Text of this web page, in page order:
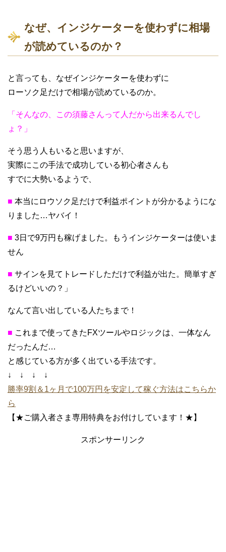
なぜ、インジケーターを使わずに相場
が読めているのか？
と言っても、なぜインジケーターを使わずに
ローソク足だけで相場が読めているのか。
「そんなの、この須藤さんって人だから出来るんでし
ょ？」
そう思う人もいると思いますが、
実際にこの手法で成功している初心者さんも
すでに大勢いるようで、
■ 本当にロウソク足だけで利益ポイントが分かるようにな
りました…ヤバイ！
■ 3日で9万円も稼げました。もうインジケーターは使いま
せん
■ サインを見てトレードしただけで利益が出た。簡単すぎ
るけどいいの？」
なんて言い出している人たちまで！
■ これまで使ってきたFXツールやロジックは、一体なん
だったんだ…
と感じている方が多く出ている手法です。
↓ ↓ ↓ ↓
勝率9割＆1ヶ月で100万円を安定して稼ぐ方法はこちらか
ら
【★ご購入者さま専用特典をお付けしています！★】
スポンサーリンク